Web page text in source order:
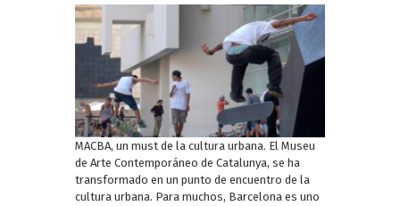
MACBA, un must de la cultura urbana. El Museu
de Arte Contemporáneo de Catalunya, se ha
transformado en un punto de encuentro de la
cultura urbana. Para muchos, Barcelona es uno